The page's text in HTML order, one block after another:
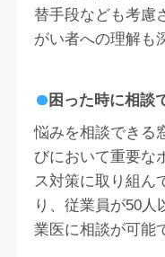
替手段なども考慮
がい者への理解も
困った時に相談
悩みを相談できる
びにおいて重要な
ス対策に取り組ん
り、従業員が50人
業医に相談が可能